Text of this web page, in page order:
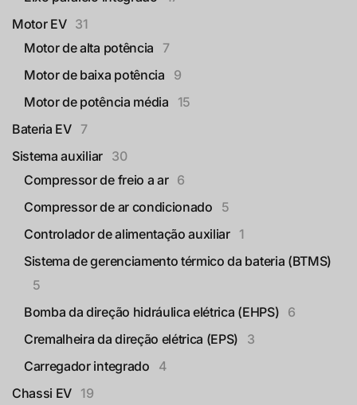
Motor EV 31
Motor de alta potência
7
Motor de baixa potência
9
Motor de potência média
15
Bateria EV
7
Sistema auxiliar
30
Compressor de freio a ar 6
Compressor de ar condicionado
5
Controlador de alimentação auxiliar
1
Sistema de gerenciamento térmico da bateria (BTMS)
5
Bomba da direção hidráulica elétrica (EHPS) 6
Cremalheira da direção elétrica (EPS)
3
Carregador integrado
4
Chassi EV 19